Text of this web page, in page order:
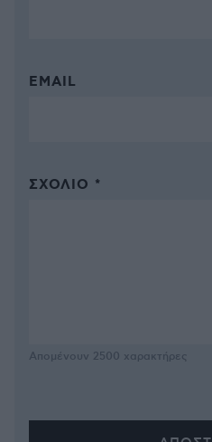
EMAIL
ΣΧΌΛΙΟ *
Απομένουν 2500 χαρακτήρες